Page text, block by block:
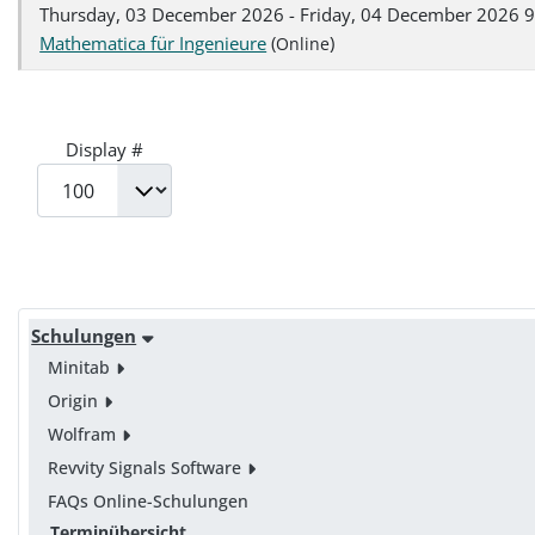
Schulungen
Minitab
Origin
Wolfram
Revvity Signals Software
FAQs Online-Schulungen
Thursday, 03 December 2026 - Friday, 04 December 2026
Mathematica für Ingenieure (Online)
Display #